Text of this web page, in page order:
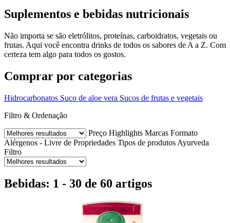
Suplementos e bebidas nutricionais
Não importa se são eletrólitos, proteínas, carboidratos, vegetais ou
frutas. Aqui você encontra drinks de todos os sabores de A a Z. Com
certeza tem algo para todos os gostos.
Comprar por categorias
Hidrocarbonatos Suco de aloe vera Sucos de frutas e vegetais
Filtro & Ordenação
Preço Highlights Marcas Formato
Alérgenos - Livre de Propriedades Tipos de produtos Ayurveda
Filtro
Bebidas: 1 - 30 de 60 artigos